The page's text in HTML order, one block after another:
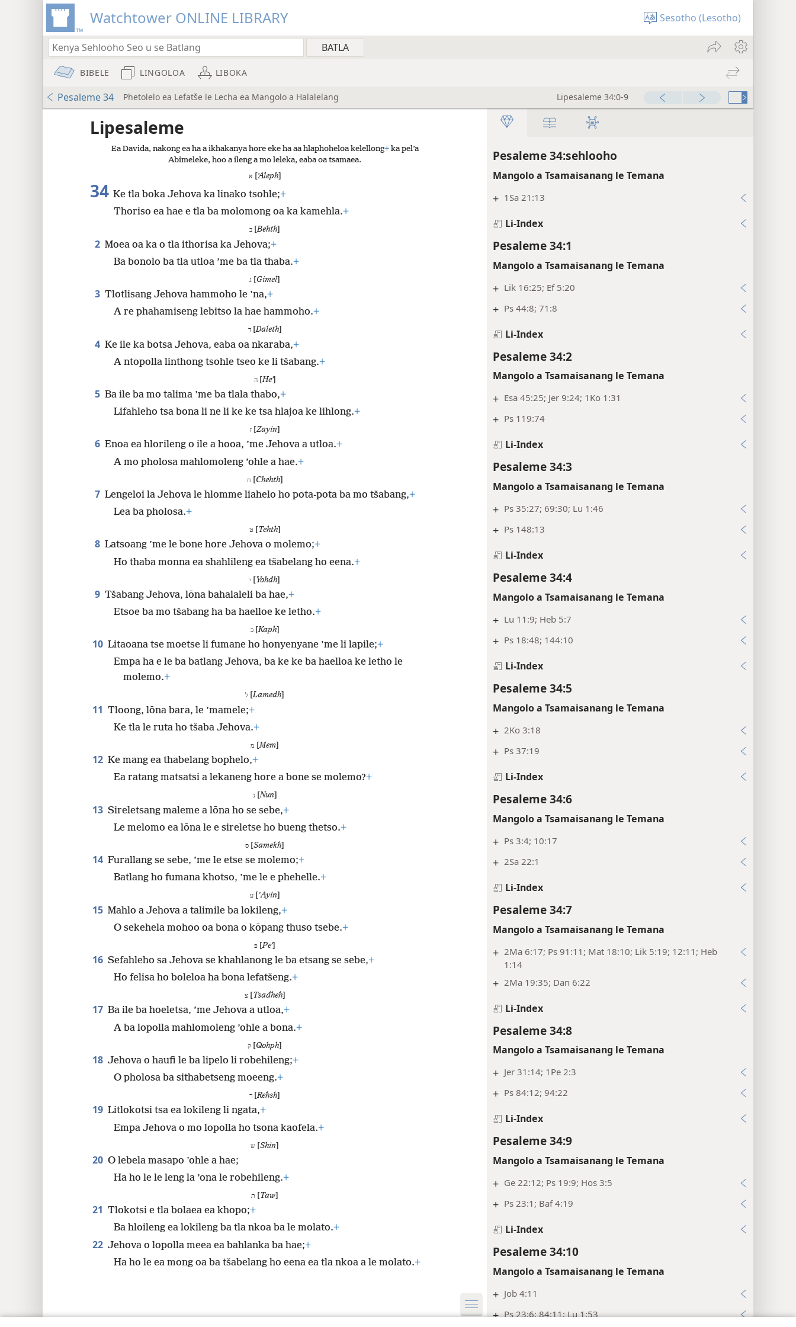
Watchtower ONLINE LIBRARY Sesotho (Lesotho)
BIBELE LINGOLOA LIBOKA
Pesaleme 34 Phetolelo ea Lefatše le Lecha ea Mangolo a Halalelang Lipesaleme 34:0-9
Pesaleme 34:sehlooho
Mangolo a Tsamaisanang le Temana
+ 1Sa 21:13
Li-Index
Pesaleme 34:1
Mangolo a Tsamaisanang le Temana
+ Lik 16:25; Ef 5:20
+ Ps 44:8; 71:8
Li-Index
Pesaleme 34:2
Mangolo a Tsamaisanang le Temana
+ Esa 45:25; Jer 9:24; 1Ko 1:31
+ Ps 119:74
Li-Index
Pesaleme 34:3
Mangolo a Tsamaisanang le Temana
+ Ps 35:27; 69:30; Lu 1:46
+ Ps 148:13
Li-Index
Pesaleme 34:4
Mangolo a Tsamaisanang le Temana
+ Lu 11:9; Heb 5:7
+ Ps 18:48; 144:10
Li-Index
Pesaleme 34:5
Mangolo a Tsamaisanang le Temana
+ 2Ko 3:18
+ Ps 37:19
Li-Index
Pesaleme 34:6
Mangolo a Tsamaisanang le Temana
+ Ps 3:4; 10:17
+ 2Sa 22:1
Li-Index
Pesaleme 34:7
Mangolo a Tsamaisanang le Temana
+ 2Ma 6:17; Ps 91:11; Mat 18:10; Lik 5:19; 12:11; Heb
1:14
+ 2Ma 19:35; Dan 6:22
Li-Index
Pesaleme 34:8
Mangolo a Tsamaisanang le Temana
+ Jer 31:14; 1Pe 2:3
+ Ps 84:12; 94:22
Li-Index
Pesaleme 34:9
Mangolo a Tsamaisanang le Temana
+ Ge 22:12; Ps 19:9; Hos 3:5
+ Ps 23:1; Baf 4:19
Li-Index
Pesaleme 34:10
Mangolo a Tsamaisanang le Temana
+ Job 4:11
+ Ps 23:6; 84:11; Lu 1:53
Lipesaleme
Ea Davida, nakong ea ha a ikhakanya hore eke ha aa hlaphoheloa kelellong+ka pel’a
Abimeleke, hoo a ileng a mo leleka, eaba oa tsamaea.
א ʼAleph]
34 Ke tla boka Jehova ka linako tsohle;+
Thoriso ea hae e tla ba molomong oa ka kamehla.+
ב [Behth
2 Moea oa ka o tla ithorisa ka Jehova;+
Ba bonolo ba tla utloa ’me ba tla thaba.+
ג Gimel
3 Tlotlisang Jehova hammoho le ’na,+
A re phahamiseng lebitso la hae hammoho.+
ד[Daleth]
4 Ke ile ka botsa Jehova, eaba oa nkaraba,+
A ntopolla linthong tsohle tseo ke li tšabang.+
ה[Heʼ]
5 Ba ile ba mo talima ’me ba tlala thabo,+
Lifahleho tsa bona li ne li ke ke tsa hlajoa ke lihlong.+
ז[ Zayin]
6 Enoa ea hlorileng o ile a hooa, ’me Jehova a utloa.+
A mo pholosa mahlomoleng ’ohle a hae.+
ח [Chehth]
7 Lengeloi la Jehova le hlomme liahelo ho pota-pota ba mo tšabang,+
Lea ba pholosa.+
ט Tehth]
8 Latsoang ’me le bone hore Jehova o molemo;+
Ho thaba monna ea shahlileng ea tšabelang ho eena.+
י [Yohdh]
9 Tšabang Jehova, lōna bahalaleli ba hae,+
Etsoe ba mo tšabang ha ba haelloe ke letho.+
כ[Kaph]
10 Litaoana tse moetse li fumane ho honyenyane ’me li lapile;+
Empa ha e le ba batlang Jehova, ba ke ke ba haelloa ke letho le
molemo.+
ל [Lamedh
11 Tloong, lōna bara, le ’mamele;+
Ke tla le ruta ho tšaba Jehova.+
מ [Mem
12 Ke mang ea thabelang bophelo,+
Ea ratang matsatsi a lekaneng hore a bone se molemo?+
נ [Nun]
13 Sireletsang maleme a lōna ho se sebe,+
Le melomo ea lōna le e sireletse ho bueng thetso.+
ס Samekh
14 Furallang se sebe, ’me le etse se molemo;+
Batlang ho fumana khotso, ’me le e phehelle.+
ע[ ʽAyin]
15 Mahlo a Jehova a talimile ba lokileng,+
O sekehela mohoo oa bona o kōpang thuso tsebe.+
פ [Peʼ]
16 Sefahleho sa Jehova se khahlanong le ba etsang se sebe,+
Ho felisa ho boleloa ha bona lefatšeng.+
צ[ Tsadheh]
17 Ba ile ba hoeletsa, ’me Jehova a utloa,+
A ba lopolla mahlomoleng ’ohle a bona.+
ק [Qohph]
18 Jehova o haufi le ba lipelo li robehileng;+
O pholosa ba sithabetseng moeeng.+
ר [Rehsh
19 Litlokotsi tsa ea lokileng li ngata,+
Empa Jehova o mo lopolla ho tsona kaofela.+
ש [Shin]
20 O lebela masapo ’ohle a hae;
Ha ho le le leng la ’ona le robehileng.+
ת Taw
21 Tlokotsi e tla bolaea ea khopo;+
Ba hloileng ea lokileng ba tla nkoa ba le molato.+
22 Jehova o lopolla meea ea bahlanka ba hae;+
Ha ho le ea mong oa ba tšabelang ho eena ea tla nkoa a le molato.+